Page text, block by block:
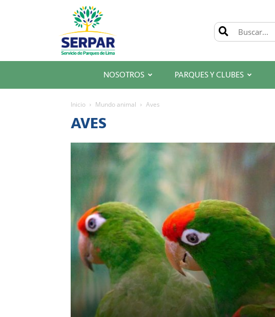
SERPAR
–
Servicio
de
Parques
de
NOSOTROS PARQUES Y CLUBES
Inicio Mundo animal Aves
AVES